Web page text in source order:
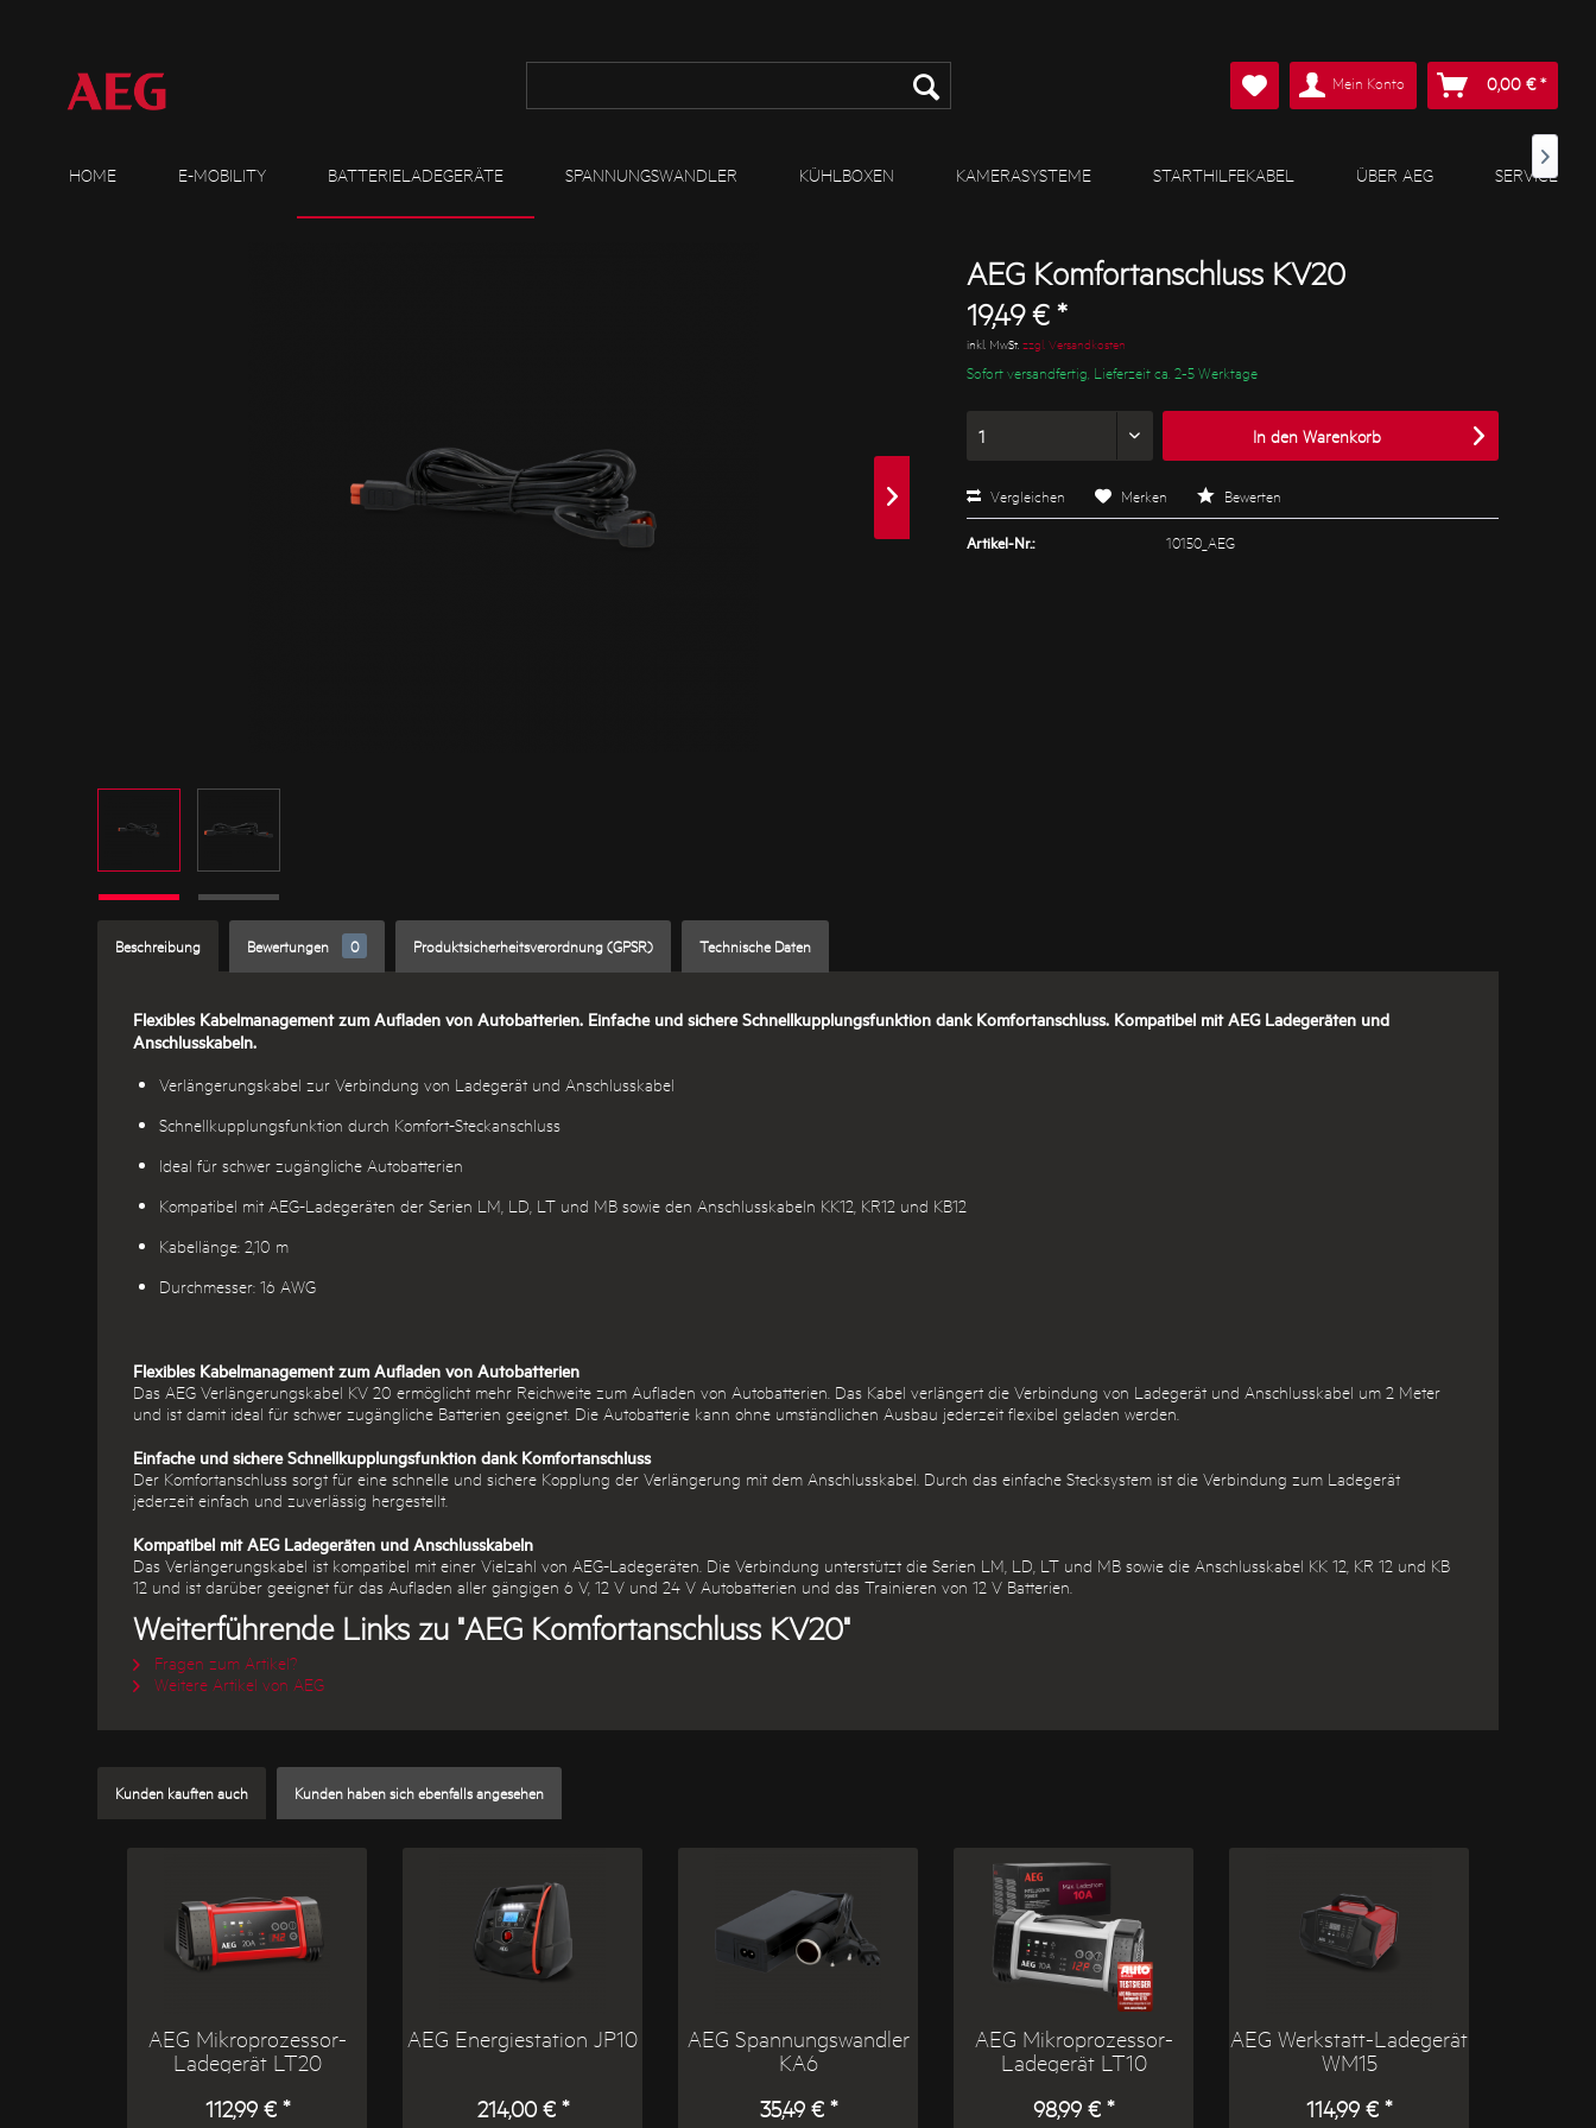
Mein Konto 0,00 € *
HOME E-MOBILITY BATTERIELADEGERÄTE SPANNUNGSWANDLER KÜHLBOXEN KAMERASYSTEME STARTHILFEKABEL ÜBER AEG SERVICE

AEG Komfortanschluss KV20
19,49 € *
inkl. MwSt. zzgl. Versandkosten
Sofort versandfertig, Lieferzeit ca. 2-5 Werktage
In den Warenkorb
Vergleichen Merken Bewerten
Artikel-Nr.: 10150_AEG
Beschreibung Bewertungen 0 Produktsicherheitsverordnung (GPSR) Technische Daten
Flexibles Kabelmanagement zum Aufladen von Autobatterien. Einfache und sichere Schnellkupplungsfunktion dank Komfortanschluss. Kompatibel mit AEG Ladegeräten und
Anschlusskabeln.
Verlängerungskabel zur Verbindung von Ladegerät und Anschlusskabel
Schnellkupplungsfunktion durch Komfort-Steckanschluss
Ideal für schwer zugängliche Autobatterien
Kompatibel mit AEG-Ladegeräten der Serien LM, LD, LT und MB sowie den Anschlusskabeln KK12, KR12 und KB12
Kabellänge: 2,10 m
Durchmesser: 16 AWG
Flexibles Kabelmanagement zum Aufladen von Autobatterien
Das AEG Verlängerungskabel KV 20 ermöglicht mehr Reichweite zum Aufladen von Autobatterien. Das Kabel verlängert die Verbindung von Ladegerät und Anschlusskabel um 2 Meter
und ist damit ideal für schwer zugängliche Batterien geeignet. Die Autobatterie kann ohne umständlichen Ausbau jederzeit flexibel geladen werden.
Einfache und sichere Schnellkupplungsfunktion dank Komfortanschluss
Der Komfortanschluss sorgt für eine schnelle und sichere Kopplung der Verlängerung mit dem Anschlusskabel. Durch das einfache Stecksystem ist die Verbindung zum Ladegerät
jederzeit einfach und zuverlässig hergestellt.
Kompatibel mit AEG Ladegeräten und Anschlusskabeln
Das Verlängerungskabel ist kompatibel mit einer Vielzahl von AEG-Ladegeräten. Die Verbindung unterstützt die Serien LM, LD, LT und MB sowie die Anschlusskabel KK 12, KR 12 und KB
12 und ist darüber geeignet für das Aufladen aller gängigen 6 V, 12 V und 24 V Autobatterien und das Trainieren von 12 V Batterien.
Weiterführende Links zu "AEG Komfortanschluss KV20"
Fragen zum Artikel?
Weitere Artikel von AEG
Kunden kauften auch Kunden haben sich ebenfalls angesehen
AEG Mikroprozessor-
Ladegerät LT20
112,99 € *
AEG Energiestation JP10
214,00 € *
AEG Spannungswandler
KA6
35,49 € *
AEG Mikroprozessor-
Ladegerät LT10
98,99 € *
AEG Werkstatt-Ladegerät
WM15
114,99 € *